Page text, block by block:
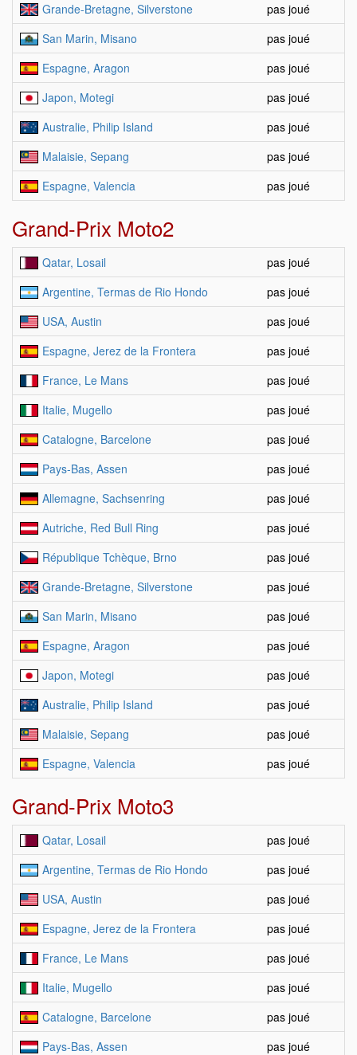
Grande-Bretagne, Silverstone
pas joué
San Marin, Misano
pas joué
Espagne, Aragon
pas joué
Japon, Motegi
pas joué
Australie, Philip Island
pas joué
Malaisie, Sepang
pas joué
Espagne, Valencia
pas joué
Grand-Prix Moto2
Qatar, Losail
pas joué
Argentine, Termas de Rio Hondo
pas joué
USA, Austin
pas joué
Espagne, Jerez de la Frontera
pas joué
France, Le Mans
pas joué
Italie, Mugello
pas joué
Catalogne, Barcelone
pas joué
Pays-Bas, Assen
pas joué
Allemagne, Sachsenring
pas joué
Autriche, Red Bull Ring
pas joué
République Tchèque, Brno
pas joué
Grande-Bretagne, Silverstone
pas joué
San Marin, Misano
pas joué
Espagne, Aragon
pas joué
Japon, Motegi
pas joué
Australie, Philip Island
pas joué
Malaisie, Sepang
pas joué
Espagne, Valencia
pas joué
Grand-Prix Moto3
Qatar, Losail
pas joué
Argentine, Termas de Rio Hondo
pas joué
USA, Austin
pas joué
Espagne, Jerez de la Frontera
pas joué
France, Le Mans
pas joué
Italie, Mugello
pas joué
Catalogne, Barcelone
pas joué
Pays-Bas, Assen
pas joué